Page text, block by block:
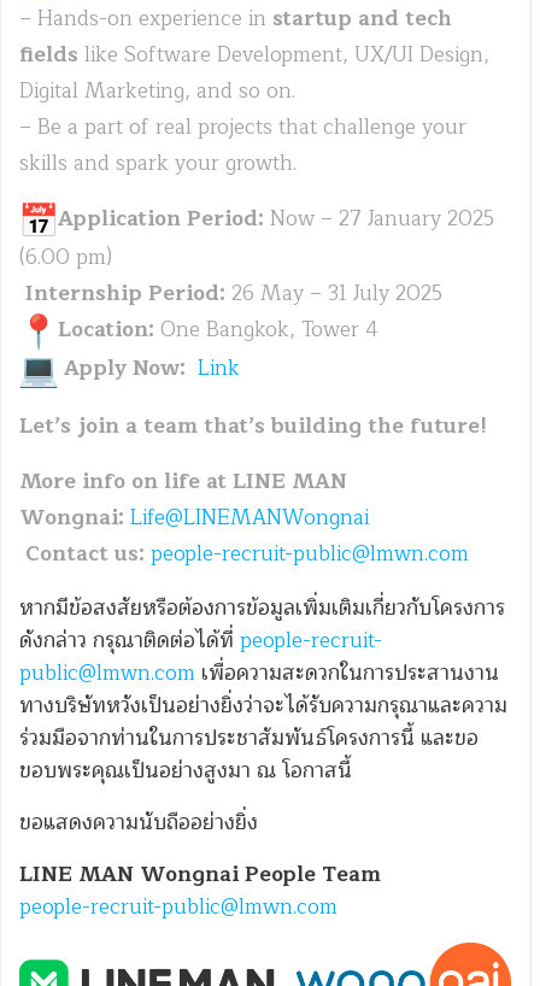
– Hands-on experience in startup and tech
fields like Software Development, UX/UI Design,
Digital Marketing, and so on.
– Be a part of real projects that challenge your
skills and spark your growth.
Application Period: Now – 27 January 2025
(6.00 pm)
Internship Period: 26 May – 31 July 2025
Location: One Bangkok, Tower 4
Apply Now: Link
Let’s join a team that’s building the future!
More info on life at LINE MAN
Wongnai: Life@LINEMANWongnai
Contact us: people-recruit-public@lmwn.com
หากมีข้อสงสัยหรือต้องการข้อมูลเพิ่มเติมเกี่ยวกับโครงการ
ดังกล่าว กรุณาติดต่อได้ที่ people-recruit-
public@lmwn.com เพื่อความสะดวกในการประสานงาน
ทางบริษัทหวังเป็นอย่างยิ่งว่าจะได้รับความกรุณาและความ
ร่วมมือจากท่านในการประชาสัมพันธ์โครงการนี้ และขอ
ขอบพระคุณเป็นอย่างสูงมา ณ โอกาสนี้
ขอแสดงความนับถืออย่างยิ่ง
LINE MAN Wongnai People Team
people-recruit-public@lmwn.com